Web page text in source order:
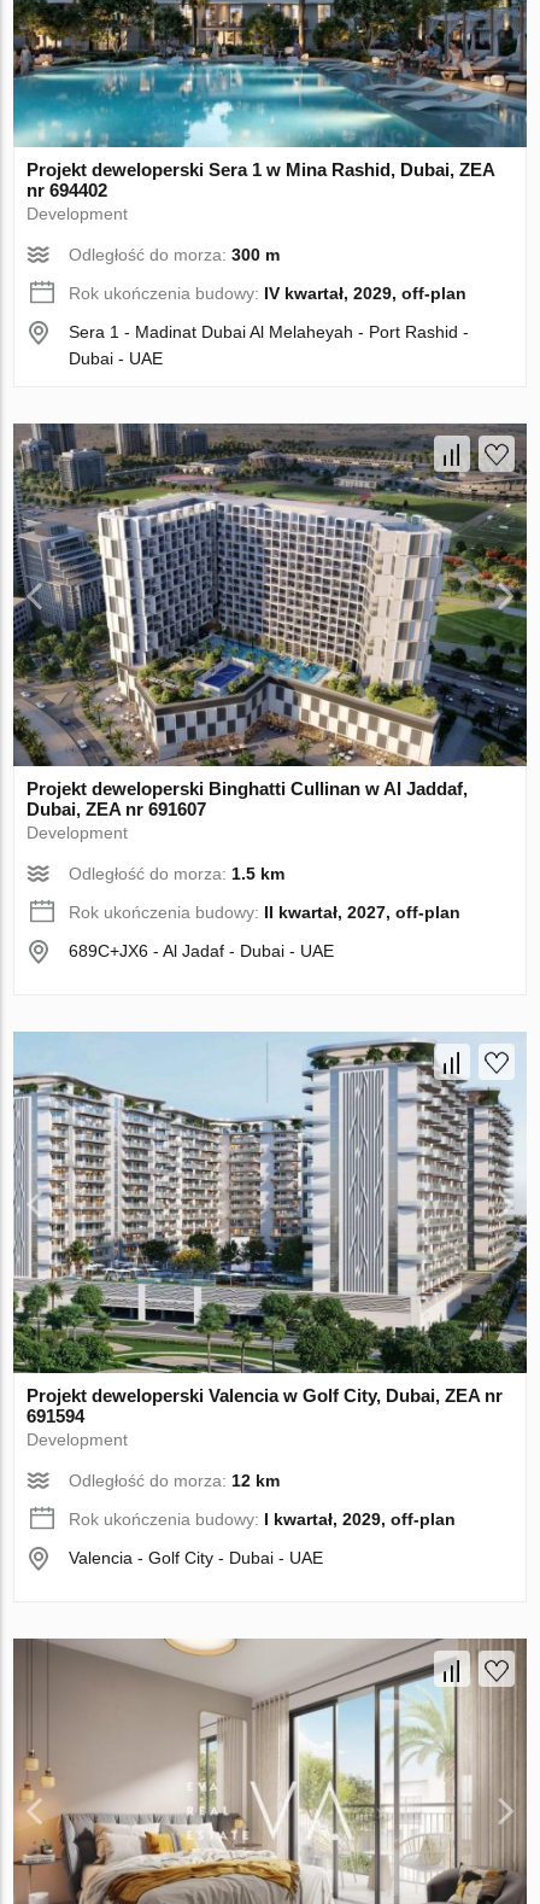
Projekt deweloperski Sera 1 w Mina Rashid, Dubai, ZEA
nr 694402
Development
Odległość do morza:300 m
Rok ukończenia budowy: IV kwartał, 2029, off-plan
Sera 1 - Madinat Dubai Al Melaheyah - Port Rashid -
Dubai - UAE
Projekt deweloperski Binghatti Cullinan w Al Jaddaf,
Dubai, ZEA nr 691607
Development
Odległość do morza: 1.5 km
Rok ukończenia budowy: II kwartał, 2027, off-plan
689C+JX6 - Al Jadaf - Dubai - UAE
Projekt deweloperski Valencia w Golf City, Dubai, ZEA nr
691594
Development
Odległość do morza:12 km
Rok ukończenia budowy: I kwartał, 2029, off-plan
Valencia - Golf City - Dubai - UAE